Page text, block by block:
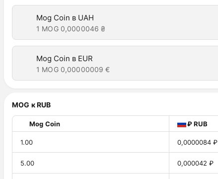
Mog Coin в UAH
1 MOG 0,0000046 ₴
Mog Coin в EUR
1 MOG 0,00000009 €
MOG к RUB
Mog Coin ₽ RUB
1.00 0,0000084 ₽
5.00 0,000042 ₽